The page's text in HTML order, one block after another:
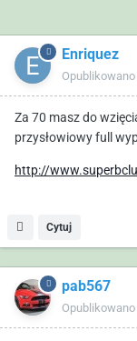
Enriquez
Opublikowano
Za 70 masz do
przysłowiowy full
http://
Cytuj
pab567
Opublikowano